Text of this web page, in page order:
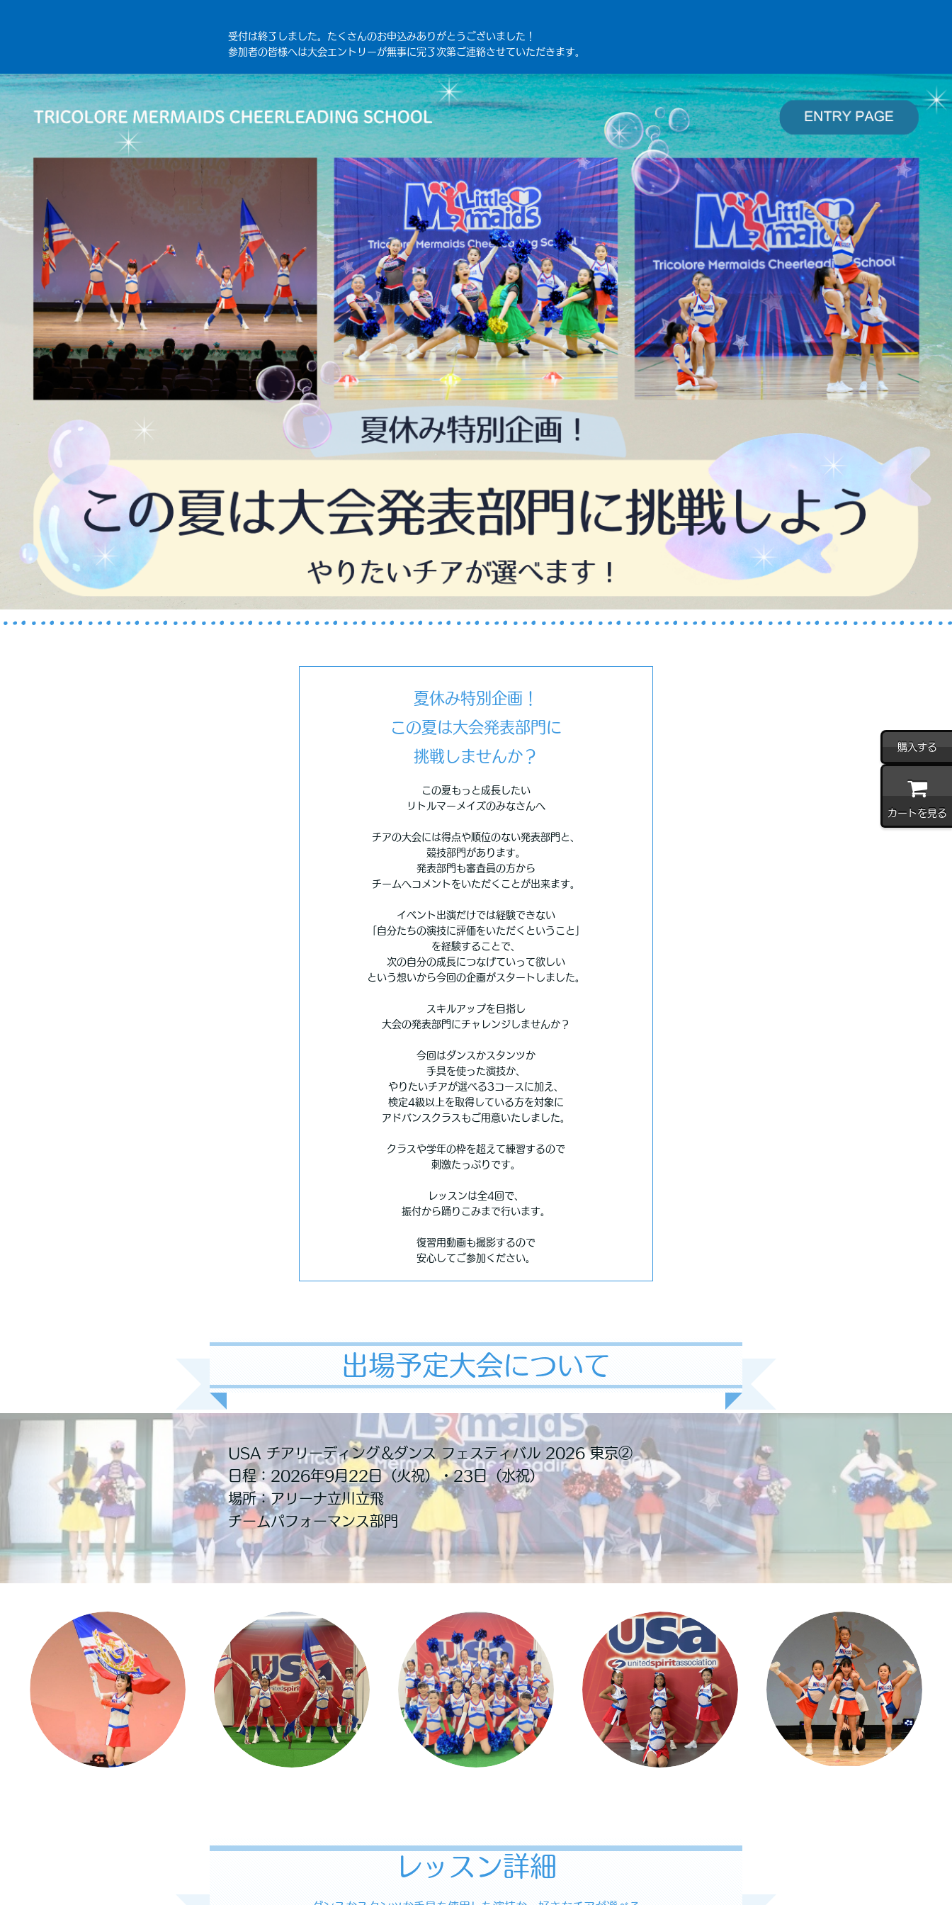
購入する
カートを見る
受付は終了しました。たくさんのお申込みありがとうございました！
参加者の皆様へは大会エントリーが無事に完了次第ご連絡させていただきます。
夏休み特別企画！
この夏は大会発表部門に
挑戦しませんか？
この夏もっと成長したい
リトルマーメイズのみなさんへ
チアの大会には得点や順位のない発表部門と、
競技部門があります。
発表部門も審査員の方から
チームへコメントをいただくことが出来ます。
イベント出演だけでは経験できない
「自分たちの演技に評価をいただくということ」
を経験することで、
次の自分の成長につなげていって欲しい
という想いから今回の企画がスタートしました。
スキルアップを目指し
大会の発表部門にチャレンジしませんか？
今回はダンスかスタンツか
手具を使った演技か、
やりたいチアが選べる3コースに加え、
検定4級以上を取得している方を対象に
アドバンスクラスもご用意いたしました。
クラスや学年の枠を超えて練習するので
刺激たっぷりです。
レッスンは全4回で、
振付から踊りこみまで行います。
復習用動画も撮影するので
安心してご参加ください。
出場予定大会について
USA チアリーディング＆ダンス フェスティバル 2026 東京②
日程：2026年9月22日（火祝）・23日（水祝）
場所：アリーナ立川立飛
チームパフォーマンス部門
レッスン詳細